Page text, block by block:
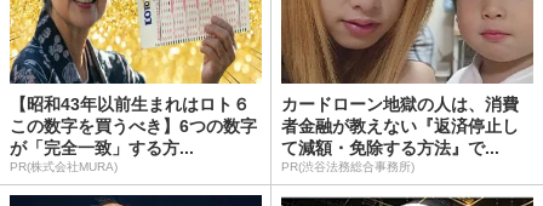
【昭和43年以前生まれはロト６
この数字を買うべき】6つの数字
が「完全一致」する方...
PR(株式会社MURA)
カードローン地獄の人は、消費
者金融が教えない『返済停止し
て減額・免除する方法』で...
PR(渋谷法務総合事務所)